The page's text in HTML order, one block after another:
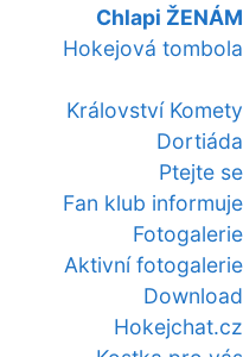
Chlapi ŽENÁM
Hokejová tombola
Království Komety
Dortiáda
Ptejte se
Fan klub informuje
Fotogalerie
Aktivní fotogalerie
Download
Hokejchat.cz